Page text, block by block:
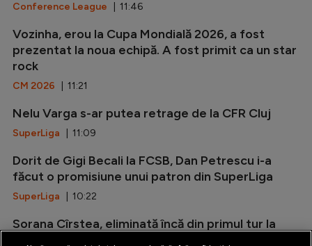
Conference League | 11:46
Vozinha, erou la Cupa Mondială 2026, a fost
prezentat la noua echipă. A fost primit ca un star
rock
CM 2026 | 11:21
Nelu Varga s-ar putea retrage de la CFR Cluj
SuperLiga | 11:09
Dorit de Gigi Becali la FCSB, Dan Petrescu i-a
făcut o promisiune unui patron din SuperLiga
SuperLiga | 10:22
Sorana Cîrstea, eliminată încă din primul tur la